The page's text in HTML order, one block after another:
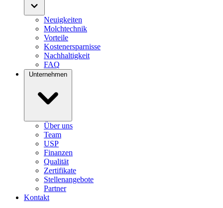
Neuigkeiten
Molchtechnik
Vorteile
Kostenersparnisse
Nachhaltigkeit
FAQ
Unternehmen
Über uns
Team
USP
Finanzen
Qualität
Zertifikate
Stellenangebote
Partner
Kontakt